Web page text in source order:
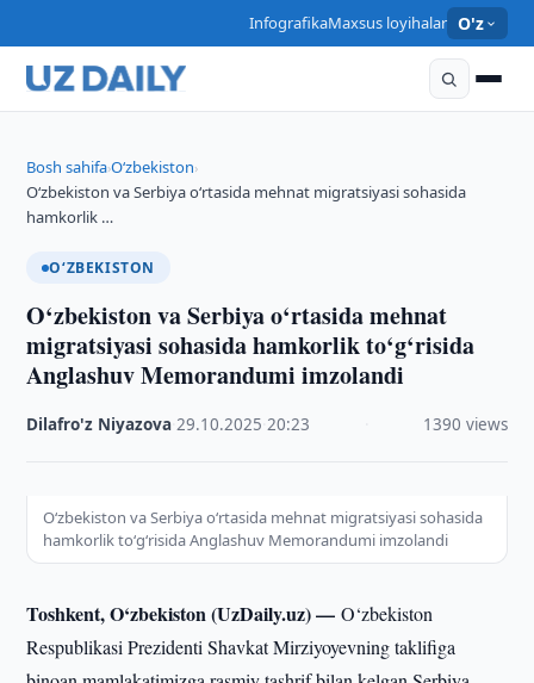
InfografikaMaxsus loyihalar O'z
Bosh sahifa›O‘zbekiston›
O‘zbekiston va Serbiya o‘rtasida mehnat migratsiyasi sohasida
hamkorlik …
O‘ZBEKISTON
O‘zbekiston va Serbiya o‘rtasida mehnat
migratsiyasi sohasida hamkorlik to‘g‘risida
Anglashuv Memorandumi imzolandi
Dilafro'z Niyazova ·29.10.2025 ·20:23 1390 views
O‘zbekiston va Serbiya o‘rtasida mehnat migratsiyasi sohasida
hamkorlik to‘g‘risida Anglashuv Memorandumi imzolandi
Toshkent, O‘zbekiston (UzDaily.uz) —O‘zbekiston
Respublikasi Prezidenti Shavkat Mirziyoyevning taklifiga